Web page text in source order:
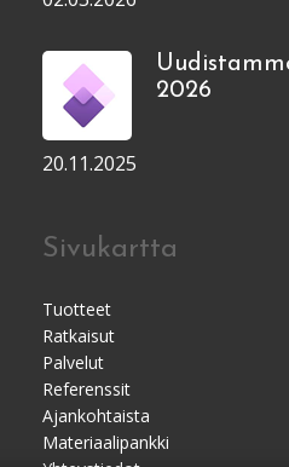
2026
20.11.2025
Sivukartta
Tuotteet
Ratkaisut
Palvelut
Referenssit
Ajankohtaista
Materiaalipankki